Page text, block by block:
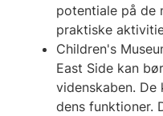
potentiale på de
praktiske
Children's
East Side kan
videnskaben.
dens funktioner.